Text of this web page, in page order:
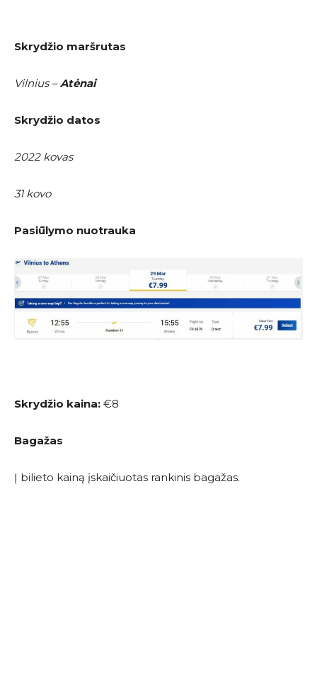
Skrydžio maršrutas
Vilnius –Atėnai
Skrydžio datos
2022 kovas
31 kovo
Pasiūlymo nuotrauka
Skrydžio kaina: €8
Bagažas
Į bilieto kainą įskaičiuotas rankinis bagažas.